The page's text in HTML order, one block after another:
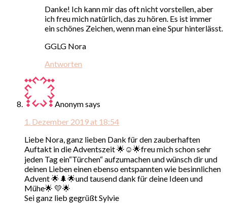
Danke! Ich kann mir das oft nicht vorstellen, aber
ich freu mich natürlich, das zu hören. Es ist immer
ein schönes Zeichen, wenn man eine Spur hinterlässt.
GGLG Nora
Antworten
Anonymsays
1. Dezember 2019 at 18:54
Liebe Nora, ganz lieben Dank für den zauberhaften
Auftakt in die Adventszeit 🌟☺️🌟freu mich schon sehr
jeden Tag ein“Türchen“ aufzumachen und wünsch dir und
deinen Lieben einen ebenso entspannten wie besinnlichen
Advent 🌟🌲🌟und tausend dank für deine Ideen und
Mühe🌟 💛🌟
Sei ganz lieb gegrüßt Sylvie